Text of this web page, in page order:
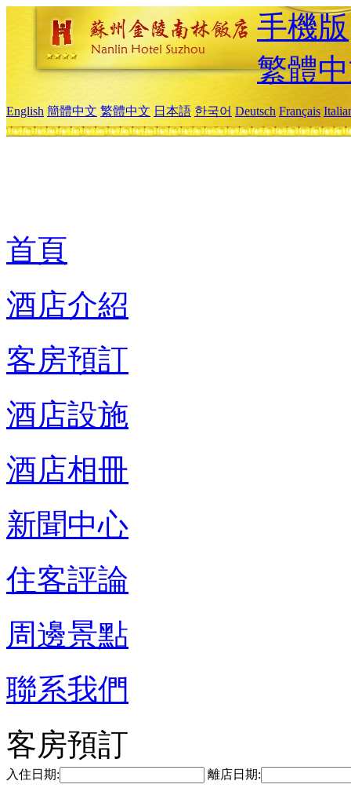
手機版
繁體
English 簡體中文 繁體中文 日本語 한국어 Deutsch Français
首頁
酒店介紹
客房預訂
酒店設施
酒店相冊
新聞中心
住客評論
周邊景點
聯系我們
客房預訂
入住日期: 離店日期: